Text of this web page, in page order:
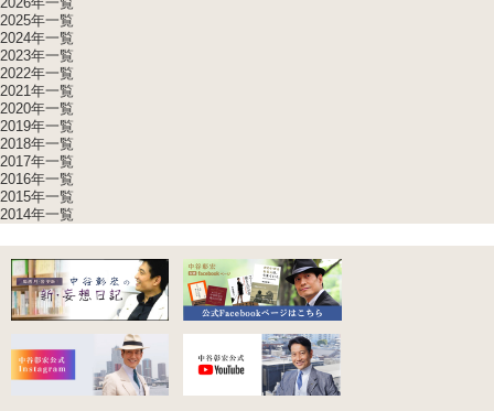
2025年一覧
2024年一覧
2023年一覧
2022年一覧
2021年一覧
2020年一覧
2019年一覧
2018年一覧
2017年一覧
2016年一覧
2015年一覧
2014年一覧